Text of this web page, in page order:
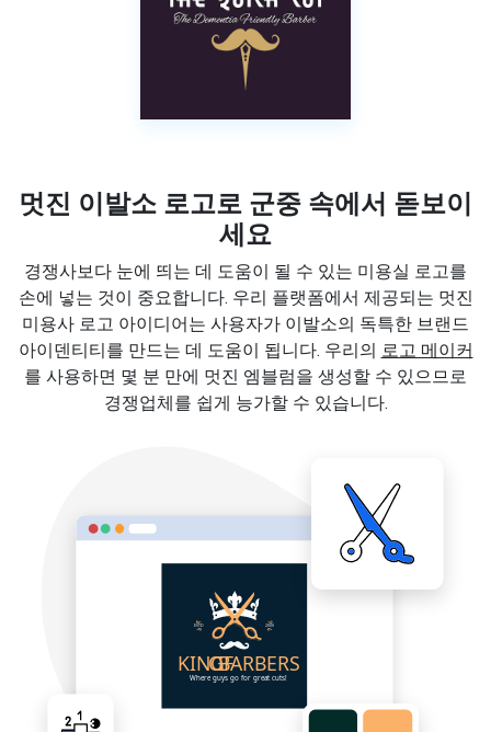
멋진 이발소 로고로 군중 속에서 돋보이
세요
경쟁사보다 눈에 띄는 데 도움이 될 수 있는 미용실 로고를
손에 넣는 것이 중요합니다. 우리 플랫폼에서 제공되는 멋진
미용사 로고 아이디어는 사용자가 이발소의 독특한 브랜드
아이덴티티를 만드는 데 도움이 됩니다. 우리의 로고 메이커
를 사용하면 몇 분 만에 멋진 엠블럼을 생성할 수 있으므로
경쟁업체를 쉽게 능가할 수 있습니다.